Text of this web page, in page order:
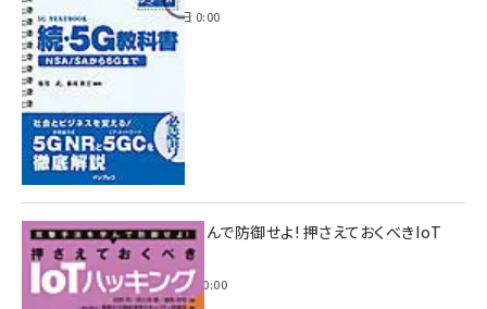
2023年4月3日 0:00
攻撃手法を学んで防御せよ! 押さえておくべきIoT
ハッキング
2022年6月14日 0:00